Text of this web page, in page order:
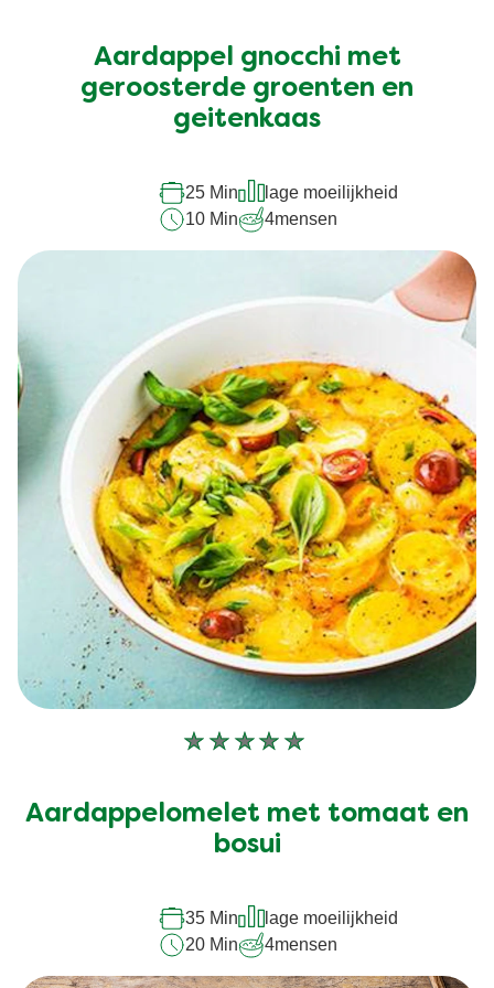
voor
deze
recipe
Aardappel gnocchi met
geroosterde groenten en
geitenkaas
25 Min
lage moeilijkheid
10 Min
4mensen
Geen
voor
deze
Aardappelomelet met tomaat en
bosui
35 Min
lage moeilijkheid
20 Min
4mensen